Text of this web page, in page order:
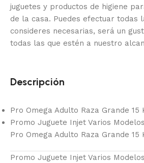
juguetes y productos de higiene
de la casa. Puedes efectuar todas
consideres necesarias, será un
todas las que estén a nuestro
Descripción
Pro Omega Adulto Raza Grande 15
Promo Juguete Injet Varios Modelos
Pro Omega Adulto Raza Grande 15
Promo Juguete Injet Varios Modelos